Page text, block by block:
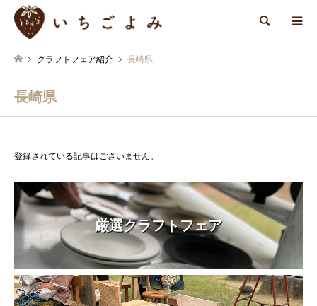
検索
クラフトフェア紹介 長崎県
長崎県
登録されている記事はございません。
厳選クラフトフェア